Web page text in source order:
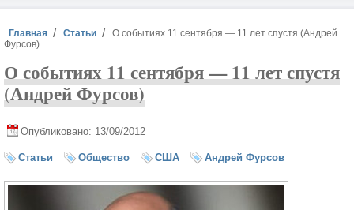
Вы здесь
Главная Статьи
О событиях 11 сентября — 11 лет спустя (Андрей
Фурсов)
О событиях 11 сентября — 11 лет спустя
(Андрей Фурсов)
Опубликовано: 13/09/2012
Статьи Общество США Андрей Фурсов